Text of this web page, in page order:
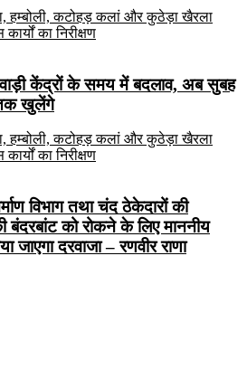
केंद्रों के समय में बदलाव, अब सुबह
खुलेंगे
विभाग तथा चंद ठेकेदारों की
बंदरबांट को रोकने के लिए माननीय
जाएगा दरवाजा – रणवीर राणा